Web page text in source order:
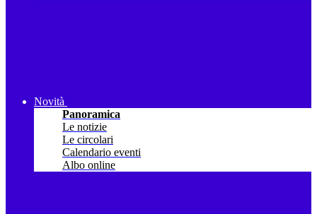
Novità
Panoramica
Le notizie
Le circolari
Calendario eventi
Albo online